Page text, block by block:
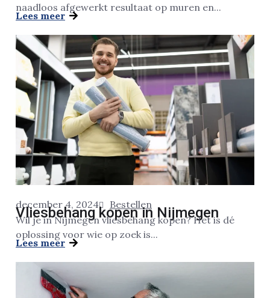
naadloos afgewerkt resultaat op muren en...
Lees meer
december 4, 2024 Bestellen
Vliesbehang kopen in Nijmegen
Wil je in Nijmegen vliesbehang kopen? Het is dé
oplossing voor wie op zoek is...
Lees meer